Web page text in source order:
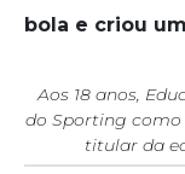
bola e criou
Aos 18 anos,
do Sporting
titular da